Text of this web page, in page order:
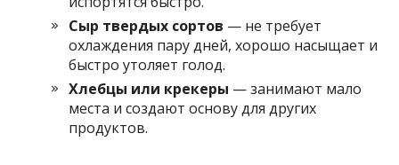
Сыр твердых сортов — не требует
охлаждения пару дней, хорошо насыщает и
быстро утоляет голод.
Хлебцы или крекеры — занимают мало
места и создают основу для других
продуктов.